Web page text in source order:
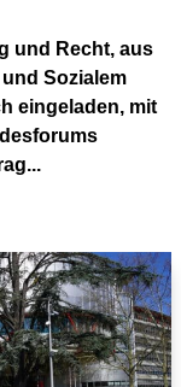
und Recht, aus
Sozialem
eingeladen, mit